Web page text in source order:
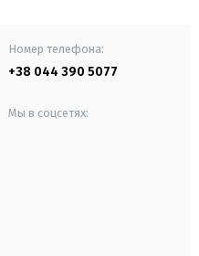
Номер телефона:
+38 044 390 5077
Мы в соцсетях: